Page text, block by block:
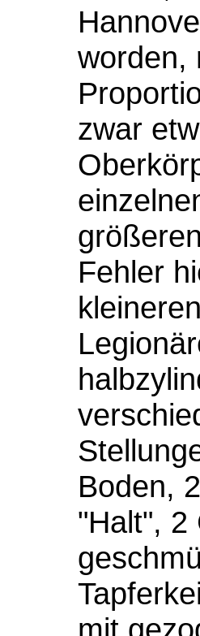
worden,
zwar
Fehler
Boden,
"Halt", 2